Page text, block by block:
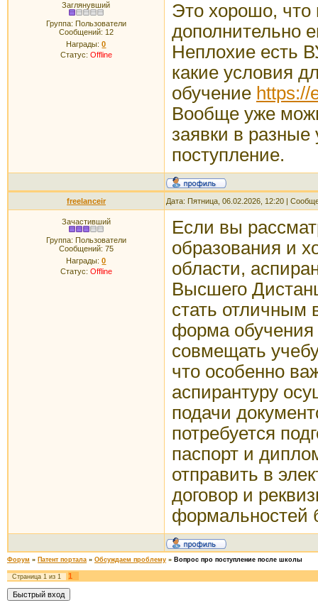
Заглянувший
Группа: Пользователи
Сообщений: 12
Награды:0
Статус: Offline
Это хорошо,
дополнительно
Неплохие есть
какие условия
обучение https://
Вообще уже
заявки в
поступление.
freelanceir Дата: Пятница, 06.02.2026, 12:20 |
Зачастивший
Группа: Пользователи
Сообщений: 75
Награды:0
Статус: Offline
Если вы
образования и
области,
Высшего
стать
форма обучения
совмещать
что особенно
аспирантуру
подачи
потребуется
паспорт и
отправить в
договор и
формальностей
Форум » Патент портала » Обсуждаем проблему » Вопрос про поступление после школы
Страница 1 из 1 1